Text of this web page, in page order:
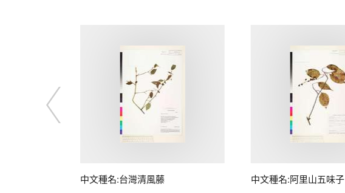
中文種名:台灣清風藤 中文種名:阿里山五味子